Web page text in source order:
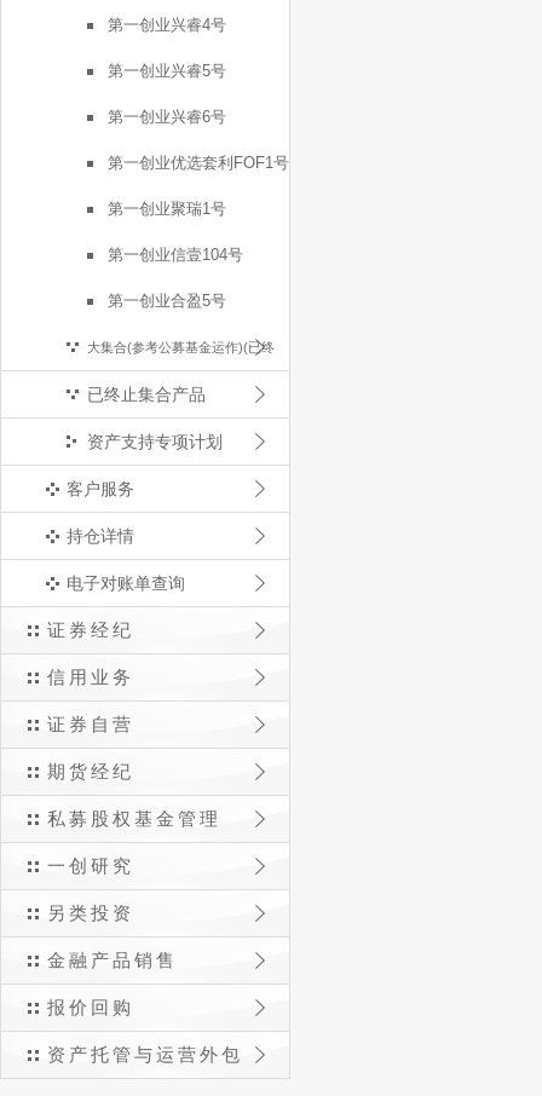
第一创业兴睿4号
第一创业兴睿5号
第一创业兴睿6号
第一创业优选套利FOF1号
第一创业聚瑞1号
第一创业信壹104号
第一创业合盈5号
大集合(参考公募基金运作)(已终
止)
已终止集合产品
资产支持专项计划
客户服务
持仓详情
电子对账单查询
证券经纪
信用业务
证券自营
期货经纪
私募股权基金管理
一创研究
另类投资
金融产品销售
报价回购
资产托管与运营外包